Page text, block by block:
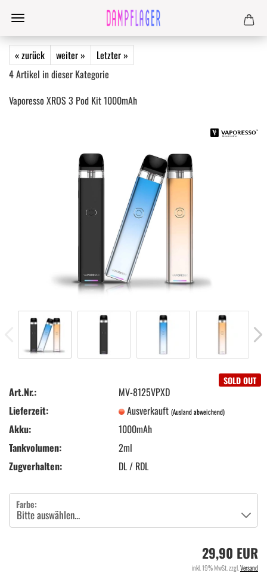
« zurück weiter »
Letzter »
4Artikel in dieser Kategorie
Vaporesso XROS 3 Pod Kit 1000mAh
SOLD OUT
Art.Nr.:
MV-8125VPXD
Lieferzeit:
Ausverkauft(Ausland abweichend)
Akku:
1000mAh
Tankvolumen:
2ml
Zugverhalten:
DL / RDL
Farbe:
29,90 EUR
inkl. 19% MwSt. zzgl. Versand